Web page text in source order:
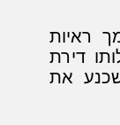
ראיות
דירת
את